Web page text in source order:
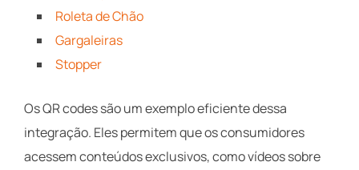
Roleta de Chão
Gargaleiras
Stopper
Os QR codes são um exemplo eficiente dessa
integração. Eles permitem que os consumidores
acessem conteúdos exclusivos, como vídeos sobre